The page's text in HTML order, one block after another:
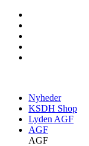
Nyheder
KSDH Shop
Lyden AGF
AGF
AGF